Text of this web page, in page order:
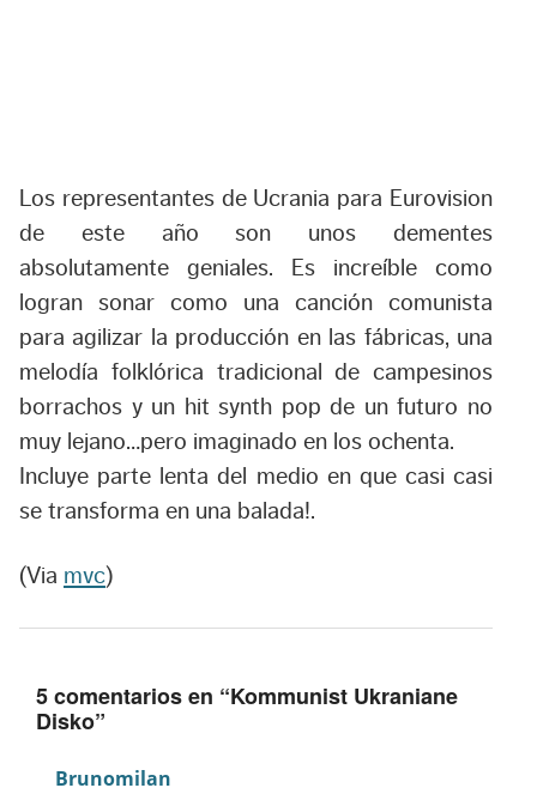
Los representantes de Ucrania para Eurovision
de este año son unos dementes
absolutamente geniales. Es increíble como
logran sonar como una canción comunista
para agilizar la producción en las fábricas, una
melodía folklórica tradicional de campesinos
borrachos y un hit synth pop de un futuro no
muy lejano…pero imaginado en los ochenta.
Incluye parte lenta del medio en que casi casi
se transforma en una balada!.
(Via mvc)
5 comentarios en “Kommunist Ukraniane
Disko”
Brunomilan